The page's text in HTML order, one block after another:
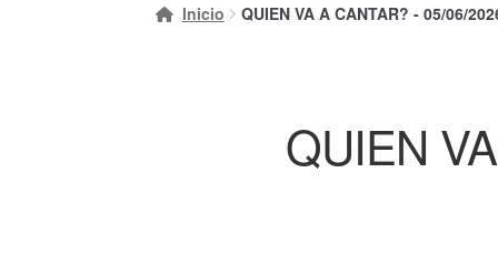
Inicio QUIEN VA A CANTAR? - 05/06/
QUIEN